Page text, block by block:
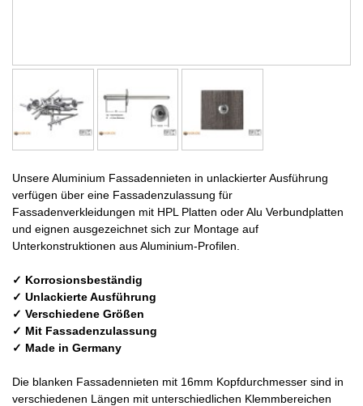
Unsere Aluminium Fassadennieten in unlackierter Ausführung
verfügen über eine Fassadenzulassung für
Fassadenverkleidungen mit HPL Platten oder Alu Verbundplatten
und eignen ausgezeichnet sich zur Montage auf
Unterkonstruktionen aus Aluminium-Profilen.
✓ Korrosionsbeständig
✓ Unlackierte Ausführung
✓ Verschiedene Größen
✓ Mit Fassadenzulassung
✓ Made in Germany
Die blanken Fassadennieten mit 16mm Kopfdurchmesser sind in
verschiedenen Längen mit unterschiedlichen Klemmbereichen